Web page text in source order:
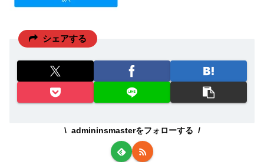
シェアする
admininsmasterをフォローする